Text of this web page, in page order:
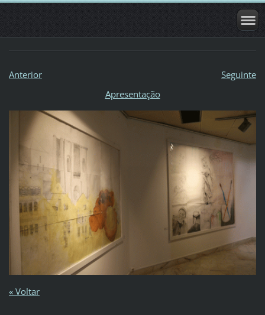
Anterior
Seguinte
Apresentação
« Voltar